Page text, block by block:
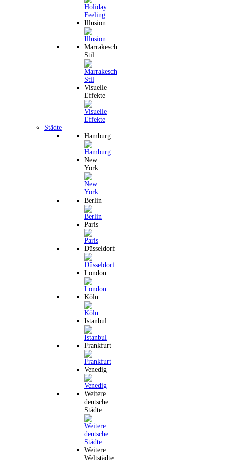
Illusion
Marrakesch
Stil
Visuelle
Effekte
Städte
Hamburg
New
York
Berlin
Paris
Düsseldorf
London
Köln
Istanbul
Frankfurt
Venedig
Weitere
deutsche
Städte
Weitere
Weltstädte